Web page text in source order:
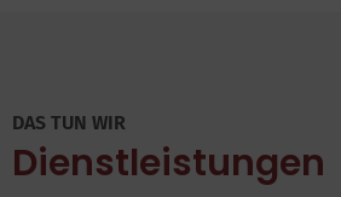
DAS TUN WIR
Dienstleistungen